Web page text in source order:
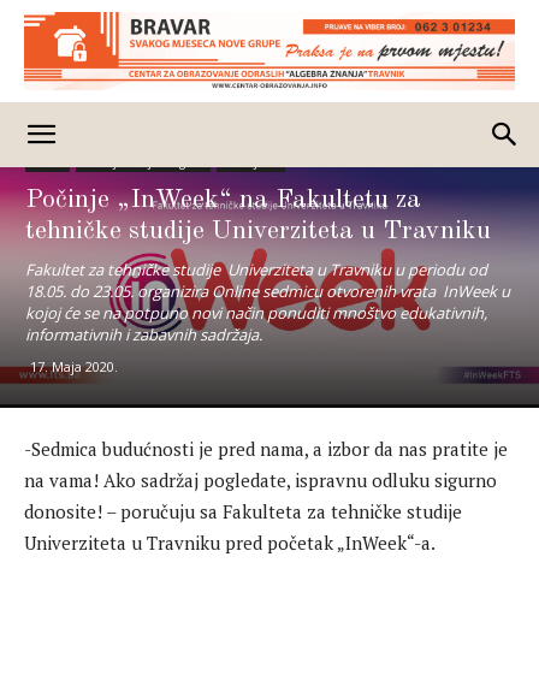
Počinje „InWeek“ na Fakultetu za
tehničke studije Univerziteta u Travniku
Fakultet za tehničke studije Univerziteta u Travniku u periodu od
18.05. do 23.05. organizira Online sedmicu otvorenih vrata InWeek u
kojoj će se na potpuno novi način ponuditi mnoštvo edukativnih,
informativnih i zabavnih sadržaja.
17. Maja 2020.
-Sedmica budućnosti je pred nama, a izbor da nas pratite je
na vama! Ako sadržaj pogledate, ispravnu odluku sigurno
donosite! – poručuju sa Fakulteta za tehničke studije
Univerziteta u Travniku pred početak „InWeek“-a.